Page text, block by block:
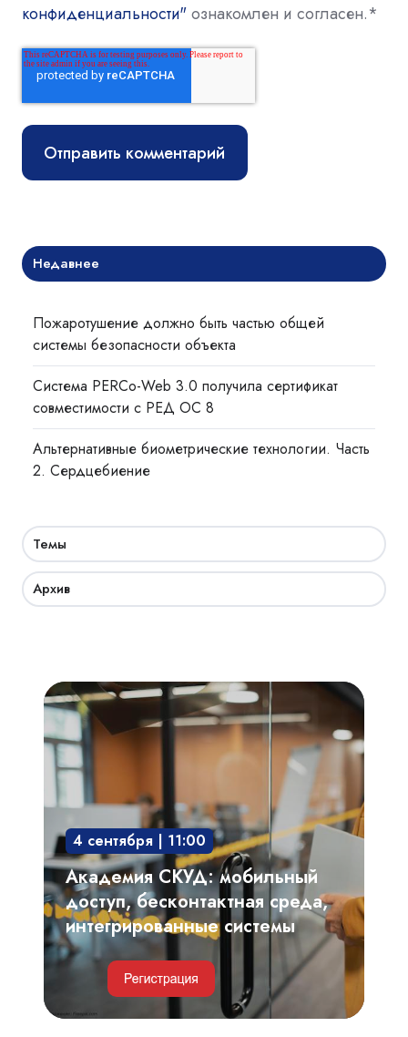
конфиденциальности"ознакомлен и согласен.*
Недавнее
Пожаротушение должно быть частью общей
системы безопасности объекта
Система PERCo-Web 3.0 получила сертификат
совместимости с РЕД ОС 8
Альтернативные биометрические технологии. Часть
2. Сердцебиение
Темы
Архив
Академия
СКУД:
мобильный
доступ,
бесконтактная
интегрированные
системы
4 сентября | 11:00
Академия СКУД: мобильный
доступ, бесконтактная среда,
интегрированные системы